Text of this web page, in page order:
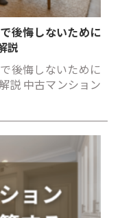
後悔しないために
説
後悔しないために
説 中古マンション